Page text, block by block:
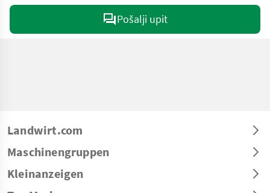
Pošalji upit
Landwirt.com
Maschinengruppen
Kleinanzeigen